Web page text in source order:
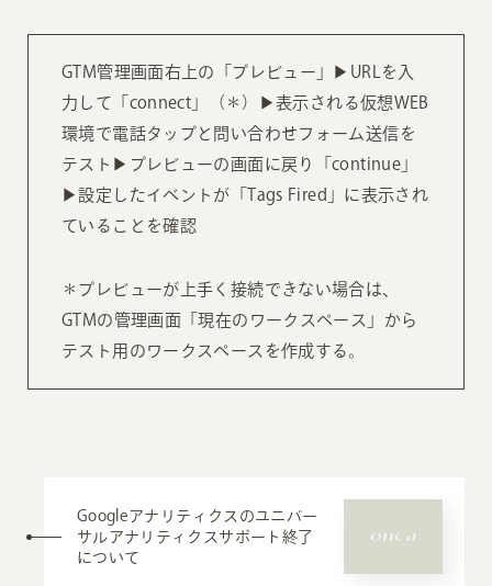
GTM管理画面右上の「プレビュー」▶︎URLを入
力して「connect」（＊）▶︎表示される仮想WEB
環境で電話タップと問い合わせフォーム送信を
テスト▶︎プレビューの画面に戻り「continue」
▶︎設定したイベントが「Tags Fired」に表示され
ていることを確認
＊プレビューが上手く接続できない場合は、
GTMの管理画面「現在のワークスペース」から
テスト用のワークスペースを作成する。
Googleアナリティクスのユニバー
サルアナリティクスサポート終了
について